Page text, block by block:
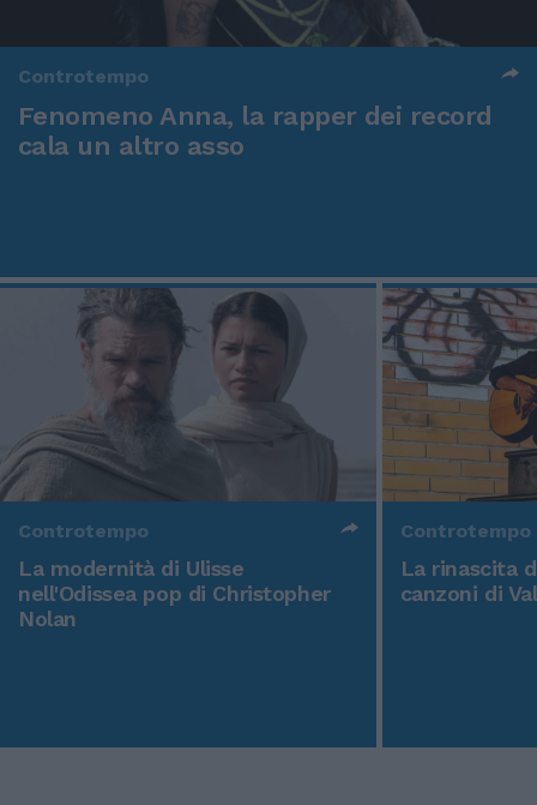
Controtempo
Fenomeno Anna, la rapper dei record
cala un altro asso
Controtempo
La modernità di Ulisse
nell'Odissea pop di Christopher
Nolan
Controtempo
La rinascita
canzoni di